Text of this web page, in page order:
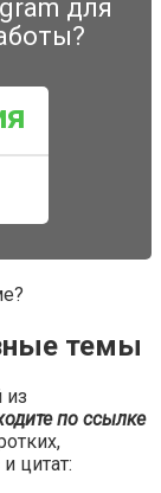
для
темы
из
по ссылке
цитат: